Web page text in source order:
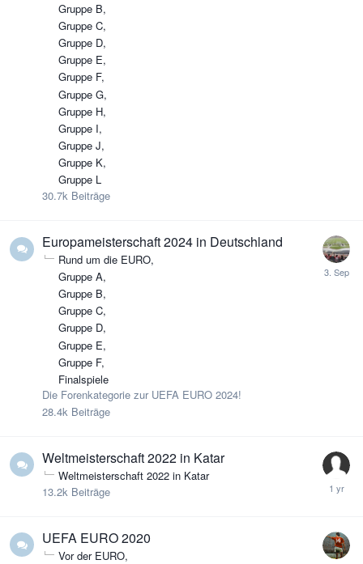
Gruppe B
Gruppe C
Gruppe D
Gruppe E
Gruppe F
Gruppe G
Gruppe H
Gruppe I
Gruppe J
Gruppe K
Gruppe L
30.7k Beiträge
Europameisterschaft 2024 in Deutschland
Rund um die EURO
Gruppe A
Gruppe B
Gruppe C
Gruppe D
Gruppe E
Gruppe F
Finalspiele
Die Forenkategorie zur UEFA EURO 2024!
28.4k Beiträge
Weltmeisterschaft 2022 in Katar
Weltmeisterschaft 2022 in Katar
13.2k Beiträge
UEFA EURO 2020
Vor der EURO